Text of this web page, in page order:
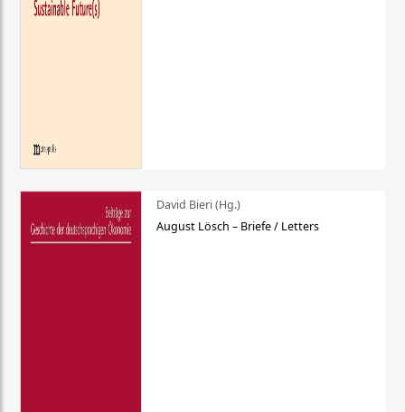
David Bieri (Hg.)
August Lösch – Briefe / Letters